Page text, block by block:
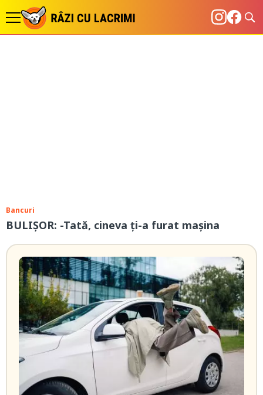
Bancuri
BULIŞOR: -Tată, cineva ţi-a furat maşina